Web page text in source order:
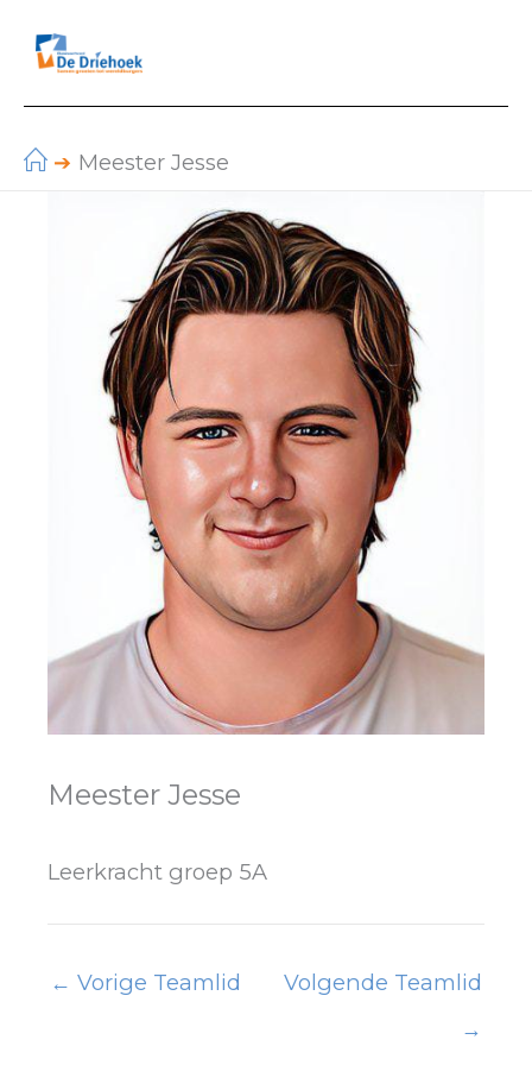
naar
Meester Jesse
Meester Jesse
Leerkracht groep 5A
← Vorige Teamlid
Volgende Teamlid
→